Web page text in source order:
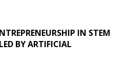
IN STEM
BY ARTIFICIAL